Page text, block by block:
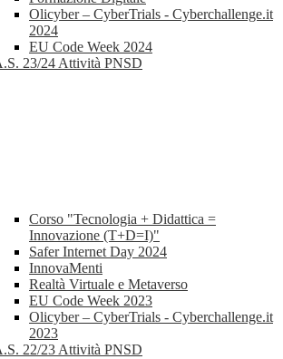
Olicyber – CyberTrials - Cyberchallenge.it
2024
EU Code Week 2024
23/24 Attività PNSD
Corso "Tecnologia + Didattica =
Innovazione (T+D=I)"
Safer Internet Day 2024
InnovaMenti
Realtà Virtuale e Metaverso
EU Code Week 2023
Olicyber – CyberTrials - Cyberchallenge.it
2023
22/23 Attività PNSD